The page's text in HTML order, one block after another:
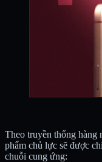
Theo truyền thống hàng
phẩm chủ lực sẽ được
chuỗi cung ứng: